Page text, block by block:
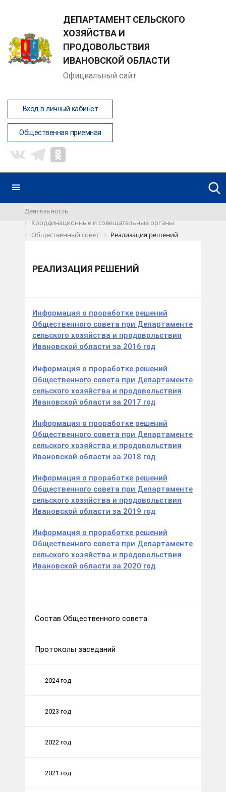
ДЕПАРТАМЕНТ СЕЛЬСКОГО
ХОЗЯЙСТВА И
ПРОДОВОЛЬСТВИЯ
ИВАНОВСКОЙ ОБЛАСТИ
Официальный сайт
Вход в личный кабинет
Общественная приемная
Деятельность
Координационные и совещательные органы
Общественный совет
Реализация решений
РЕАЛИЗАЦИЯ РЕШЕНИЙ
Информация о проработке решений
Общественного совета при Департаменте
сельского хозяйства и продовольствия
Ивановской области за 2016 год
Информация о проработке решений
Общественного совета при Департаменте
сельского хозяйства и продовольствия
Ивановской области за 2017 год
Информация о проработке решений
Общественного совета при Департаменте
сельского хозяйства и продовольствия
Ивановской области за 2018 год
Информация о проработке решений
Общественного совета при Департаменте
сельского хозяйства и продовольствия
Ивановской области за 2019 год
Информация о проработке решений
Общественного совета при Департаменте
сельского хозяйства и продовольствия
Ивановской области за 2020 год
Состав Общественного совета
Протоколы заседаний
2024 год
2023 год
2022 год
2021 год